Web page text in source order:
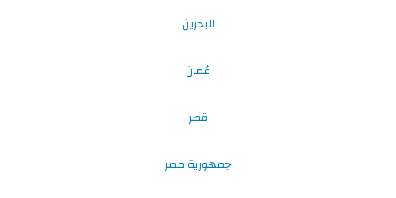
البحرين
عُمان
قطر
جمهورية مصر